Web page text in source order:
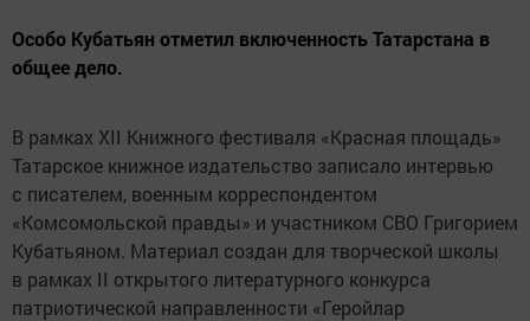
Особо Кубатьян отметил включенность Татарстана в
общее дело.
В рамках XII Книжного фестиваля «Красная площадь»
Татарское книжное издательство записало интервью
с писателем, военным корреспондентом
«Комсомольской правды» и участником СВО Григорием
Кубатьяном. Материал создан для творческой школы
в рамках II открытого литературного конкурса
патриотической направленности «Геройлар